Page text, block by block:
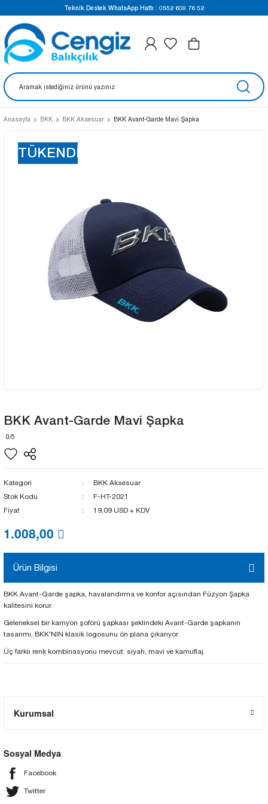
Teknik Destek WhatsApp Hattı : 0552 608 76 52
Anasayfa BKK BKK Aksesuar BKK Avant-Garde Mavi Şapka
TÜKENDİ
BKK Avant-Garde Mavi Şapka
0/5
Kategori
BKK Aksesuar
Stok Kodu
F-HT-2021
Fiyat
19,09 USD + KDV
1.008,00
Ürün Bilgisi
BKK Avant-Garde şapka, havalandırma ve konfor açısından Füzyon Şapka
kalitesini korur.
Geleneksel bir kamyon şoförü şapkası şeklindeki Avant-Garde şapkanın
tasarımı, BKK'NIN klasik logosunu ön plana çıkarıyor.
Üç farklı renk kombinasyonu mevcut: siyah, mavi ve kamuflaj.
Kurumsal
Sosyal Medya
Facebook
Twitter